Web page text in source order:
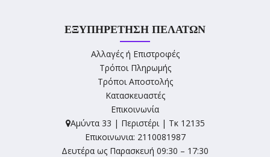
ΕΞΥΠΗΡΈΤΗΣΗ ΠΕΛΑΤΏΝ
Αλλαγές ή Επιστροφές
Τρόποι Πληρωμής
Τρόποι Αποστολής
Κατασκευαστές
Επικοινωνία
Αμύντα 33 | Περιστέρι | Τκ 12135
Επικοινωνια: 2110081987
Δευτέρα ως Παρασκευή 09:30 – 17:30